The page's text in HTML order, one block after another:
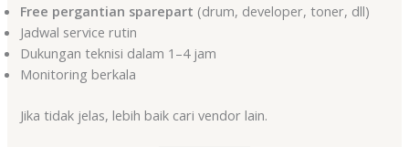
Free pergantian sparepart (drum, developer, toner, dll)
Jadwal service rutin
Dukungan teknisi dalam 1–4 jam
Monitoring berkala
Jika tidak jelas, lebih baik cari vendor lain.